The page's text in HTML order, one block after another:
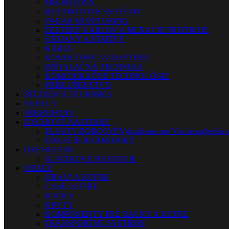
MIKROFÓNY
BEZDRÔTOVÉ SYSTÉMY
IN-EAR MONITORING
TESTERY KÁBLOV A MERACIE PRÍSTROJE
STOJANY A STATÍVY
KÁBLE
KONEKTORY A ADAPTÉRY
INŠTALAČNÁ TECHNIKA
KOMUNIKAČNÉ TECHNOLÓGIE
PRÍSLUŠENSTVO
ŠTÚDIOVÁ TECHNIKA
SVETLÁ
MIKROFÓNY
DYCHOVÉ NÁSTROJE
FLAUTY-ZOBCOVÉVybrali sme pre Vás tie
FÚKACIE HARMONIKY
ORCHESTER
SLÁČIKOVÉ NÁSTROJE
OBALY
OBALY A KUFRE
CASE, KUFRE
RACKY
KRYTY
KOMPONENTY PRE RACKY A KUFRE
TRANSPORTNÉ SYSTÉMY